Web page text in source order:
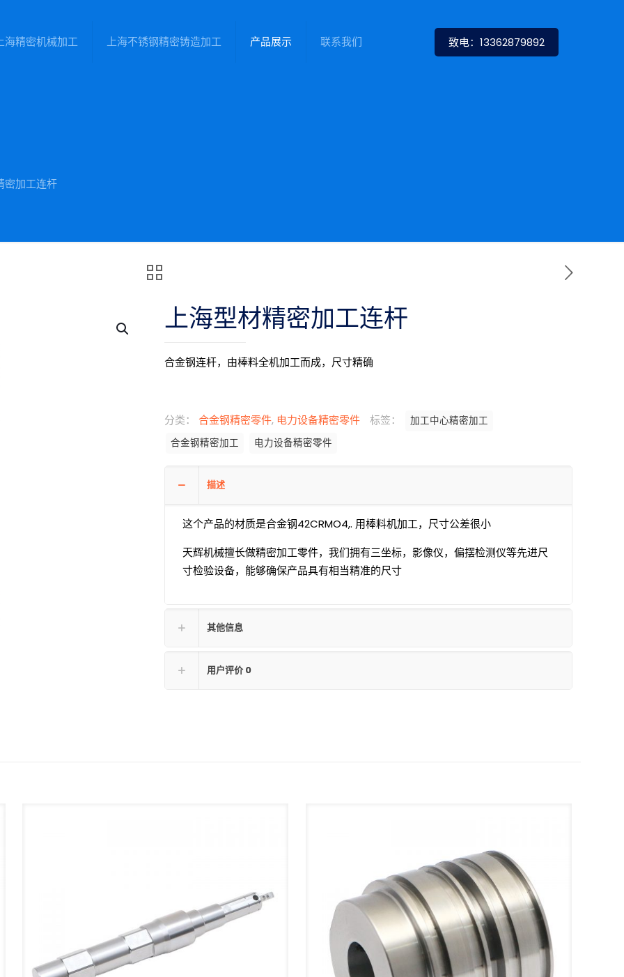
海精密机械加工 上海不锈钢精密铸造加工 产品展示 联系我们 致电：13362879892
密加工连杆
上海型材精密加工连杆
合金钢连杆，由棒料全机加工而成，尺寸精确
分类： 合金钢精密零件, 电力设备精密零件 标签：
加工中心精密加工
合金钢精密加工
电力设备精密零件
描述
这个产品的材质是合金钢42CRMO4,. 用棒料机加工，尺寸公差很小
天辉机械擅长做精密加工零件，我们拥有三坐标，影像仪，偏摆检测仪等先进尺
寸检验设备，能够确保产品具有相当精准的尺寸
其他信息
用户评价 0